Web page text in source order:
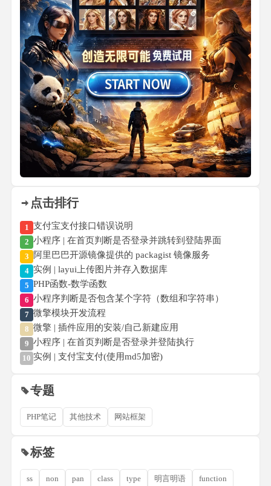
点击排行
1 支付宝支付接口错误说明
2 小程序 | 在首页判断是否登录并跳转到登陆界面
3 阿里巴巴开源镜像提供的 packagist 镜像服务
4 实例 | layui上传图片并存入数据库
5 PHP函数-数学函数
6 小程序判断是否包含某个字符（数组和字符串）
7 微擎模块开发流程
8 微擎 | 插件应用的安装/自己新建应用
9 小程序 | 在首页判断是否登录并登陆执行
10 实例 | 支付宝支付(使用md5加密)
专题
PHP笔记 其他技术 网站框架
标签
ss non pan class type 明言明语 function